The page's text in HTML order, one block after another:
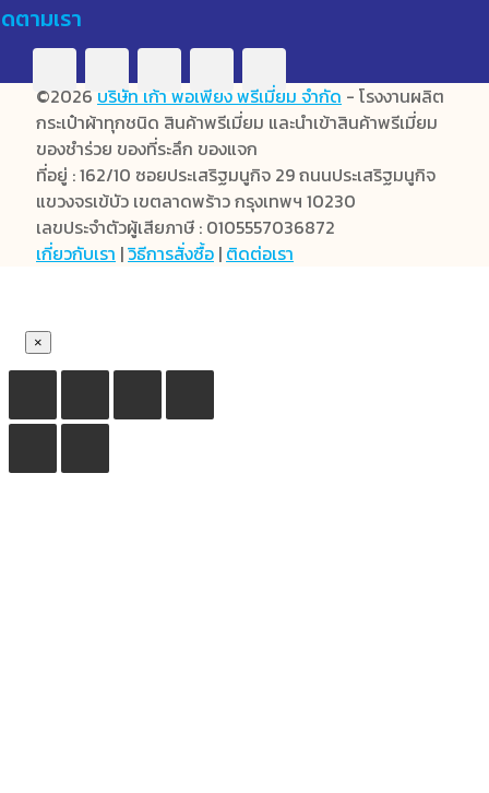
ตามเรา
©2026 บริษัท เก้า พอเพียง พรีเมี่ยม จำกัด - โรงงานผลิต
กระเป๋าผ้าทุกชนิด สินค้าพรีเมี่ยม และนำเข้าสินค้าพรีเมี่ยม
ของชำร่วย ของที่ระลึก ของแจก
ที่อยู่ : 162/10 ซอยประเสริฐมนูกิจ 29 ถนนประเสริฐมนูกิจ
แขวงจรเข้บัว เขตลาดพร้าว กรุงเทพฯ 10230
เลขประจำตัวผู้เสียภาษี : 0105557036872
เกี่ยวกับเรา |วิธีการสั่งซื้อ | ติดต่อเรา
×